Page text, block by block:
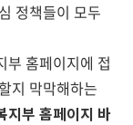
정책들이 모두
부 홈페이지에 접
지 막막해하는
지부 홈페이지 바